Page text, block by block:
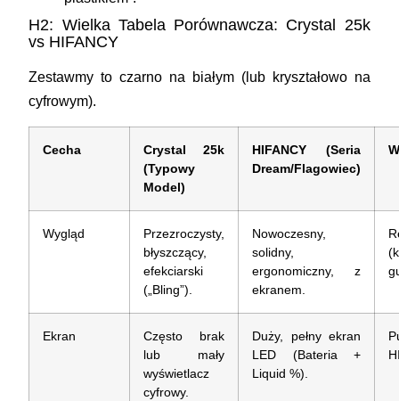
H2: Wielka Tabela Porównawcza: Crystal 25k
vs HIFANCY
Zestawmy to czarno na białym (lub kryształowo na
cyfrowym).
Cecha
Crystal 25k
(Typowy
Model)
HIFANCY (Seria
Dream/Flagowiec)
Wygląd
Przezroczysty,
błyszczący,
efekciarski
(„Bling”).
Nowoczesny,
solidny,
ergonomiczny, z
ekranem.
Ekran
Często brak
lub mały
wyświetlacz
cyfrowy.
Duży, pełny ekran
LED (Bateria +
Liquid %).